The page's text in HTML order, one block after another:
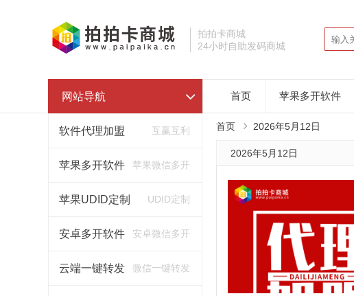
拍拍卡商城
24小时自助发码商城
网站导航
软件代理加盟 互赢互利
苹果多开软件 苹果微信多开
苹果UDID定制 UDID定制
安卓多开软件 安卓微信多开
云端一键转发 微信一键转发
首页 苹果多开软件
首页 2026年5月12日
2026年5月12日